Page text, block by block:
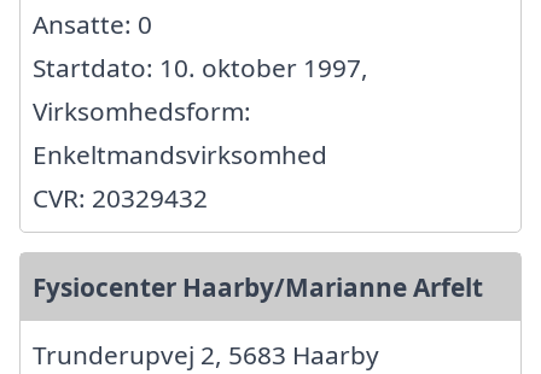
Ansatte: 0
Startdato: 10. oktober 1997,
Virksomhedsform:
Enkeltmandsvirksomhed
CVR: 20329432
Fysiocenter Haarby/Marianne Arfelt
Trunderupvej 2, 5683 Haarby